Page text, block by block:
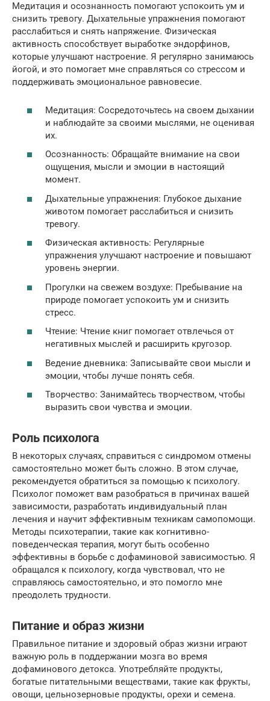
Медитация и осознанность помогают успокоить ум и
снизить тревогу. Дыхательные упражнения помогают
расслабиться и снять напряжение. Физическая
активность способствует выработке эндорфинов,
которые улучшают настроение. Я регулярно занимаюсь
йогой, и это помогает мне справляться со стрессом и
поддерживать эмоциональное равновесие.
Медитация: Сосредоточьтесь на своем дыхании
и наблюдайте за своими мыслями, не оценивая
их.
Осознанность: Обращайте внимание на свои
ощущения, мысли и эмоции в настоящий
момент.
Дыхательные упражнения: Глубокое дыхание
животом помогает расслабиться и снизить
тревогу.
Физическая активность: Регулярные
упражнения улучшают настроение и повышают
уровень энергии.
Прогулки на свежем воздухе: Пребывание на
природе помогает успокоить ум и снизить
стресс.
Чтение: Чтение книг помогает отвлечься от
негативных мыслей и расширить кругозор.
Ведение дневника: Записывайте свои мысли и
эмоции, чтобы лучше понять себя.
Творчество: Занимайтесь творчеством, чтобы
выразить свои чувства и эмоции.
Роль психолога
В некоторых случаях, справиться с синдромом отмены
самостоятельно может быть сложно. В этом случае,
рекомендуется обратиться за помощью к психологу.
Психолог поможет вам разобраться в причинах вашей
зависимости, разработать индивидуальный план
лечения и научит эффективным техникам самопомощи.
Методы психотерапии, такие как когнитивно-
поведенческая терапия, могут быть особенно
эффективны в борьбе с дофаминовой зависимостью. Я
обращался к психологу, когда чувствовал, что не
справляюсь самостоятельно, и это помогло мне
преодолеть трудности.
Питание и образ жизни
Правильное питание и здоровый образ жизни играют
важную роль в поддержании мозга во время
дофаминового детокса. Употребляйте продукты,
богатые питательными веществами, такие как фрукты,
овощи, цельнозерновые продукты, орехи и семена.